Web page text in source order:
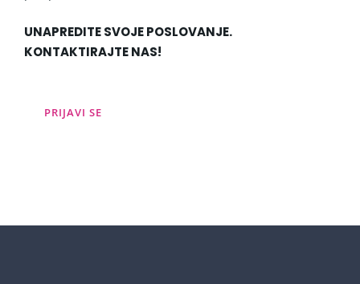
UNAPREDITE SVOJE POSLOVANJE.
KONTAKTIRAJTE NAS!
PRIJAVI SE